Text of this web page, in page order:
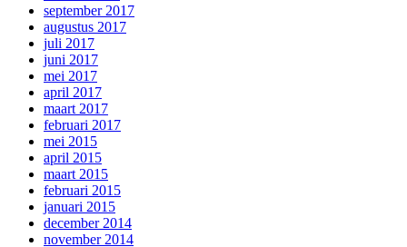
september 2017
augustus 2017
juli 2017
juni 2017
mei 2017
april 2017
maart 2017
februari 2017
mei 2015
april 2015
maart 2015
februari 2015
januari 2015
december 2014
november 2014